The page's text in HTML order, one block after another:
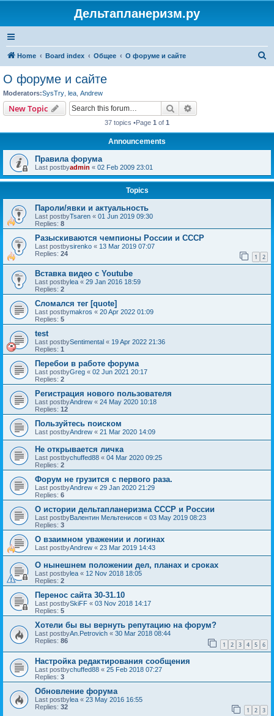
Дельтапланеризм.ру
Home Board index Общее О форуме и сайте
О форуме и сайте
Moderators:SysTry lea Andrew
New Topic Search
37 topics •Page 1 of 1
Announcements
Правила форума
Last postbyadmin « 02 Feb 2009 23:01
Topics
Пароли/явки и актуальность
Last postbyTsaren « 01 Jun 2019 09:30
Replies: 8
Разыскиваются чемпионы России и СССР
Last postbysirenko « 13 Mar 2019 07:07
Replies: 24 1 2
Вставка видео с Youtube
Last postbylea « 29 Jan 2016 18:59
Replies: 2
Сломался тег [quote]
Last postbymakros « 20 Apr 2022 01:09
Replies: 5
test
Last postbySentimental « 19 Apr 2022 21:36
Replies: 1
Перебои в работе форума
Last postbyGreg « 02 Jun 2021 20:17
Replies: 2
Регистрация нового пользователя
Last postbyAndrew « 24 May 2020 10:18
Replies: 12
Пользуйтесь поиском
Last postbyAndrew « 21 Mar 2020 14:09
Не открывается личка
Last postbychuffed88 « 04 Mar 2020 09:25
Replies: 2
Форум не грузится с первого раза.
Last postbyAndrew « 29 Jan 2020 21:29
Replies: 6
О истории дельтапланеризма СССР и России
Last postbyВалентин Мельтенисов « 03 May 2019 08:23
Replies: 3
О взаимном уважении и логинах
Last postbyAndrew « 23 Mar 2019 14:43
О нынешнем положении дел, планах и сроках
Last postbylea « 12 Nov 2018 18:05
Replies: 2
Перенос сайта 30-31.10
Last postbySkiFF « 03 Nov 2018 14:17
Replies: 5
Хотели бы вы вернуть репутацию на форум?
Last postbyAn.Petrovich « 30 Mar 2018 08:44
Replies: 86 1 2 3 4 5 6
Настройка редактирования сообщения
Last postbychuffed88 « 25 Feb 2018 07:27
Replies: 3
Обновление форума
Last postbylea « 23 May 2016 16:55
Replies: 32 1 2 3